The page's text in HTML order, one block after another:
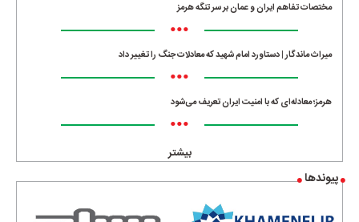
مختصات تفاهم ایران و عمان بر سر تنگه هرمز
•••
میراث ماندگار | دستاورد امام شهید که معادلات جنگ را تغییر داد
•••
هرمز؛ معادله‌ای که با امنیت ایران تعریف می‌شود
•••
بیشتر
پیوندها